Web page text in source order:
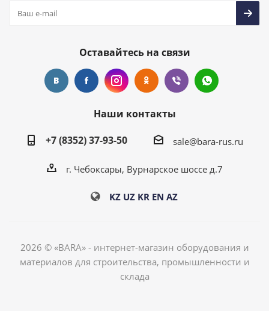
Оставайтесь на связи
Наши контакты
+7 (8352) 37-93-50
sale@bara-rus.ru
г. Чебоксары, Вурнарское шоссе д.7
KZ UZ KR EN AZ
2026 © «BARA» - интернет-магазин оборудования и
материалов для строительства, промышленности и
склада